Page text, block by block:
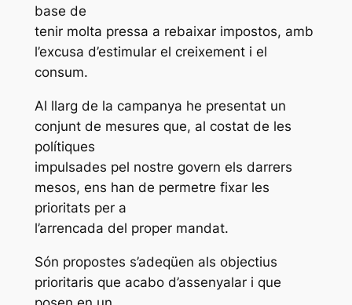
base de
tenir molta pressa a rebaixar impostos, amb
l’excusa d’estimular el creixement i el
consum.
Al llarg de la campanya he presentat un
conjunt de mesures que, al costat de les
polítiques
impulsades pel nostre govern els darrers
mesos, ens han de permetre fixar les
prioritats per a
l’arrencada del proper mandat.
Són propostes s’adeqüen als objectius
prioritaris que acabo d’assenyalar i que